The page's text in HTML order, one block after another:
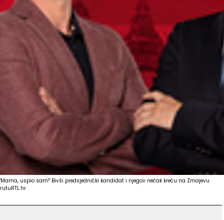
'Mama, uspio sam!' Bivši predsjednički kandidat i njegov nećak kreću na Zmajevu
rutuRTL.hr